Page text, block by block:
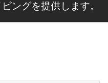
ングを提供します。